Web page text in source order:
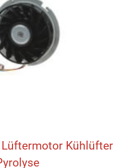
Lüftermotor Kühlüfter